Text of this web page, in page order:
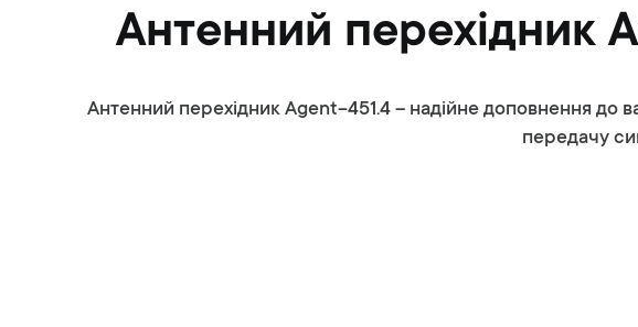
Антенний перехідник
Антенний перехідник Agent-451.4 – надійне доповнення до
передачу